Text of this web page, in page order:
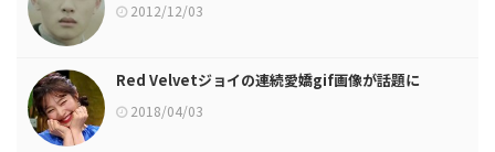
2012/12/03
Red Velvetジョイの連続愛嬌gif画像が話題に
2018/04/03